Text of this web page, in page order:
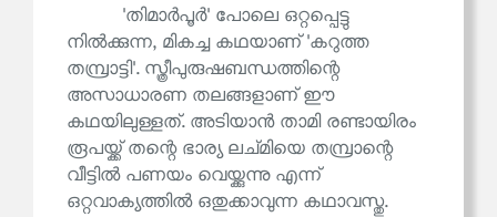
'തിമാർപൂർ' പോലെ ഒറ്റപ്പെട്ടു
നിൽക്കുന്ന, മികച്ച കഥയാണ് 'കറുത്ത
തമ്പ്രാട്ടി'. സ്ത്രീപുരുഷബന്ധത്തിന്റെ
അസാധാരണ തലങ്ങളാണ് ഈ
കഥയിലുള്ളത്. അടിയാൻ താമി രണ്ടായിരം
രൂപയ്ക്ക് തന്റെ ഭാര്യ ലച്മിയെ തമ്പ്രാന്റെ
വീട്ടിൽ പണയം വെയ്ക്കുന്നു എന്ന്
ഒറ്റവാക്യത്തിൽ ഒതുക്കാവുന്ന കഥാവസ്തു.